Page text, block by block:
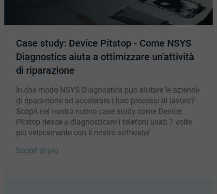
Case study: Device Pitstop - Come NSYS
Diagnostics aiuta a ottimizzare un'attività
di riparazione
In che modo NSYS Diagnostics può aiutare le aziende
di riparazione ad accelerare i loro processi di lavoro?
Scopri nel nostro nuovo case study come Device
Pitstop riesce a diagnosticare i telefoni usati 7 volte
più velocemente con il nostro software!
Scopri di più